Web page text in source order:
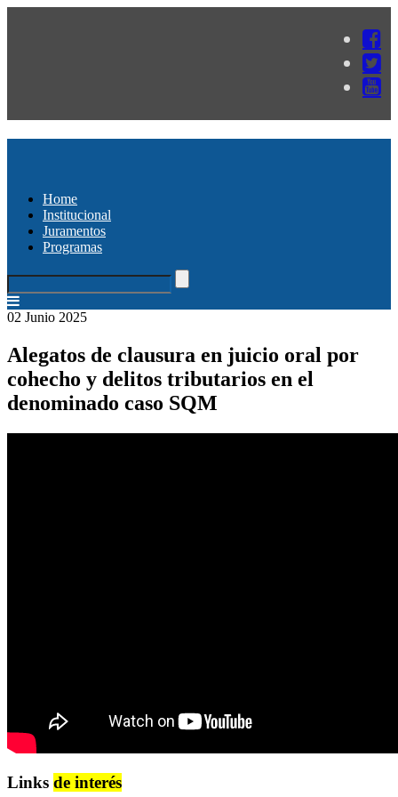
Home
Institucional
Juramentos
Programas
02 Junio 2025
Alegatos de clausura en juicio oral por
cohecho y delitos tributarios en el
denominado caso SQM
Links de interés